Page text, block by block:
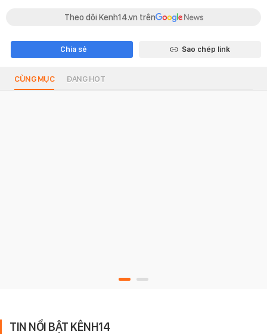
Theo dõi Kenh14.vn trên
Chia sẻ Sao chép link
CÙNG MỤC ĐANG HOT
TIN NỔI BẬT KÊNH14